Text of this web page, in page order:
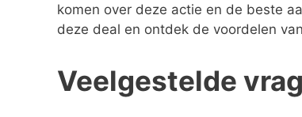
komen over deze actie en de beste
deze deal en ontdek de voordelen
Veelgestelde